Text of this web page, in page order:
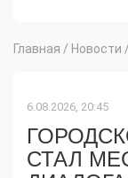
Главная / Новости /
6.08.2026, 20:45
СТАЛ